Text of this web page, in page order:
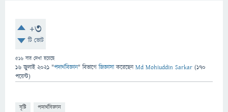
+3
টি ভোট
516 বার দেখা হয়েছে
16 জুলাই 2021 "পদার্থবিজ্ঞান" বিভাগে জিজ্ঞাসাকরেছেনMd Mohiuddin Sarkar (170
পয়েন্ট)
বৃষ্টি পদার্থবিজ্ঞান